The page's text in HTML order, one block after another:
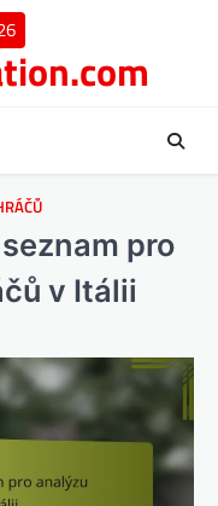
pro
v Itálii